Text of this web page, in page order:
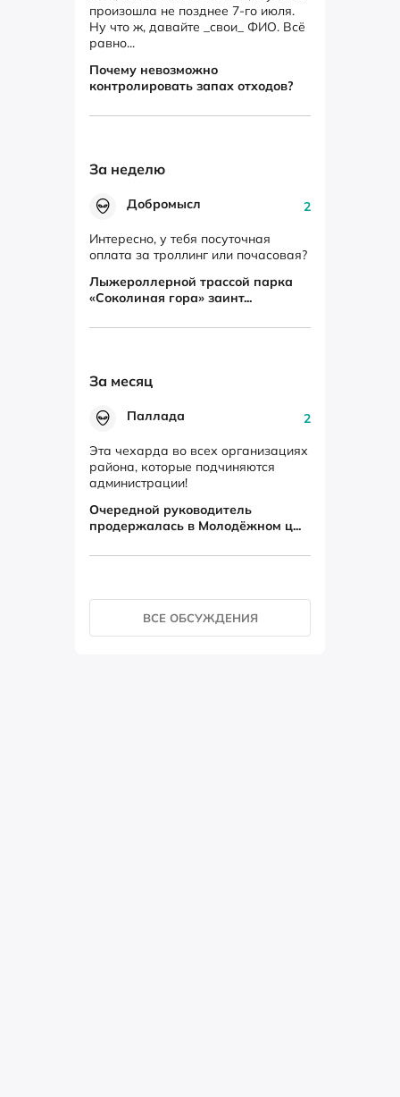
произошла не позднее 7-го июля.
Ну что ж, давайте _свои_ ФИО. Всё
равно...
Почему невозможно
контролировать запах отходов?
За неделю
Добромысл
2
Интересно, у тебя посуточная
оплата за троллинг или почасовая?
Лыжероллерной трассой парка
«Соколиная гора» заинт...
За месяц
Паллада
2
Эта чехарда во всех организациях
района, которые подчиняются
администрации!
Очередной руководитель
продержалась в Молодёжном ц...
ВСЕ ОБСУЖДЕНИЯ